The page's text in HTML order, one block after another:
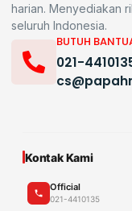
harian. Menyediakan
seluruh Indonesia.
BUTUH
021-
Kontak Kami
Official
021-4410135